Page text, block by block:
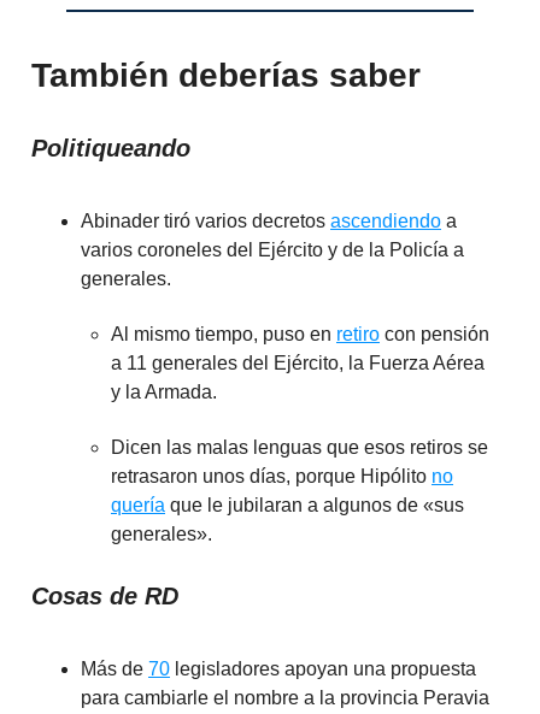
También deberías saber
Politiqueando
Abinader tiró varios decretos ascendiendo a
varios coroneles del Ejército y de la Policía a
generales.
Al mismo tiempo, puso en retiro con pensión
a 11 generales del Ejército, la Fuerza Aérea
y la Armada.
Dicen las malas lenguas que esos retiros se
retrasaron unos días, porque Hipólito no
quería que le jubilaran a algunos de «sus
generales».
Cosas de RD
Más de 70 legisladores apoyan una propuesta
para cambiarle el nombre a la provincia Peravia